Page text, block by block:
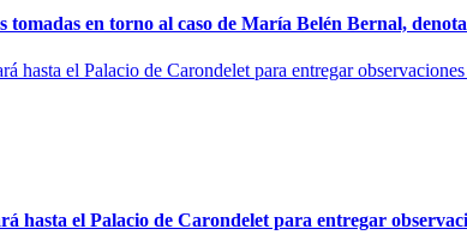
en torno al caso de María Belén Bernal,
el Palacio de Carondelet para entregar